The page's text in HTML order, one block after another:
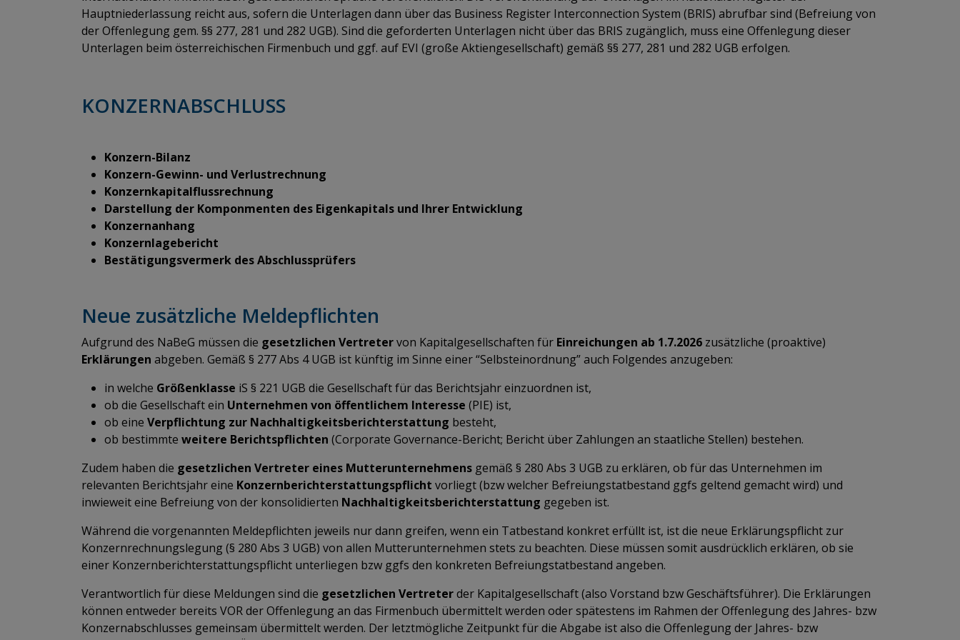
Hauptniederlassung reicht aus, sofern die Unterlagen dann über das Business Register Interconnection System (BRIS) abrufbar sind (Befreiung von
der Offenlegung gem. §§ 277, 281 und 282 UGB). Sind die geforderten Unterlagen nicht über das BRIS zugänglich, muss eine Offenlegung dieser
Unterlagen beim österreichischen Firmenbuch und ggf. auf EVI (große Aktiengesellschaft) gemäß §§ 277, 281 und 282 UGB erfolgen.
​​​​​​​KONZERNABSCHLUSS
Konzern-Bilanz
Konzern-Gewinn- und Verlustrechnung
Konzernkapitalflussrechnung
Darstellung der Komponmenten des Eigenkapitals und Ihrer Entwicklung
Konzernanhang
Konzernlagebericht
Bestätigungsvermerk des Abschlussprüfers
Neue zusätzliche Meldepflichten
Aufgrund des NaBeG müssen die gesetzlichen Vertretervon Kapitalgesellschaften für Einreichungen ab 1.7.2026 zusätzliche (proaktive)
Erklärungen abgeben. Gemäß § 277 Abs 4 UGB ist künftig im Sinne einer “Selbsteinordnung” auch Folgendes anzugeben:
in welche Größenklasse iS § 221 UGB die Gesellschaft für das Berichtsjahr einzuordnen ist,
ob die Gesellschaft ein Unternehmen von öffentlichem Interesse (PIE) ist,
ob eine Verpflichtung zur Nachhaltigkeitsberichterstattung besteht,
ob bestimmte weitere Berichtspflichten (Corporate Governance-Bericht; Bericht über Zahlungen an staatliche Stellen) bestehen.
Zudem haben die gesetzlichen Vertreter eines Mutterunternehmens gemäß § 280 Abs 3 UGB zu erklären, ob für das Unternehmen im
relevanten Berichtsjahr eine Konzernberichterstattungspflicht vorliegt (bzw welcher Befreiungstatbestand ggfs geltend gemacht wird) und
inwieweit eine Befreiung von der konsolidierten Nachhaltigkeitsberichterstattung gegeben ist.
Während die vorgenannten Meldepflichten jeweils nur dann greifen, wenn ein Tatbestand konkret erfüllt ist, ist die neue Erklärungspflicht zur
Konzernrechnungslegung (§ 280 Abs 3 UGB) von allen Mutterunternehmen stets zu beachten. Diese müssen somit ausdrücklich erklären, ob sie
einer Konzernberichterstattungspflicht unterliegen bzw ggfs den konkreten Befreiungstatbestand angeben.
Verantwortlich für diese Meldungen sind die gesetzlichen Vertreterder Kapitalgesellschaft (also Vorstand bzw Geschäftsführer). Die Erklärungen
können entweder bereits VOR der Offenlegung an das Firmenbuch übermittelt werden oder spätestens im Rahmen der Offenlegung des Jahres- bzw
Konzernabschlusses gemeinsam übermittelt werden. Der letztmögliche Zeitpunkt für die Abgabe ist also die Offenlegung der Jahres- bzw